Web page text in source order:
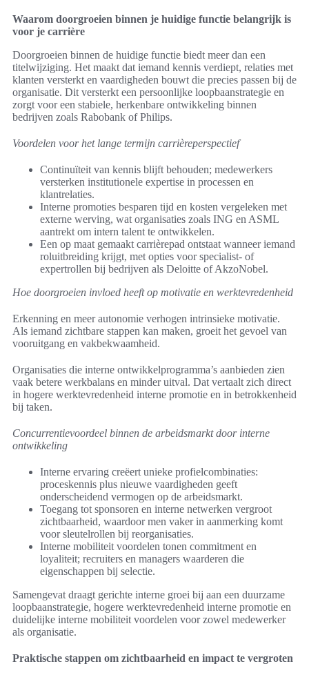
Waarom doorgroeien binnen je huidige functie belangrijk is
voor je carrière
Doorgroeien binnen de huidige functie biedt meer dan een
titelwijziging. Het maakt dat iemand kennis verdiept, relaties met
klanten versterkt en vaardigheden bouwt die precies passen bij de
organisatie. Dit versterkt een persoonlijke loopbaanstrategie en
zorgt voor een stabiele, herkenbare ontwikkeling binnen
bedrijven zoals Rabobank of Philips.
Voordelen voor het lange termijn carrièreperspectief
Continuïteit van kennis blijft behouden; medewerkers
versterken institutionele expertise in processen en
klantrelaties.
Interne promoties besparen tijd en kosten vergeleken met
externe werving, wat organisaties zoals ING en ASML
aantrekt om intern talent te ontwikkelen.
Een op maat gemaakt carrièrepad ontstaat wanneer iemand
roluitbreiding krijgt, met opties voor specialist- of
expertrollen bij bedrijven als Deloitte of AkzoNobel.
Hoe doorgroeien invloed heeft op motivatie en werktevredenheid
Erkenning en meer autonomie verhogen intrinsieke motivatie.
Als iemand zichtbare stappen kan maken, groeit het gevoel van
vooruitgang en vakbekwaamheid.
Organisaties die interne ontwikkelprogramma’s aanbieden zien
vaak betere werkbalans en minder uitval. Dat vertaalt zich direct
in hogere werktevredenheid interne promotie en in betrokkenheid
bij taken.
Concurrentievoordeel binnen de arbeidsmarkt door interne
ontwikkeling
Interne ervaring creëert unieke profielcombinaties:
proceskennis plus nieuwe vaardigheden geeft
onderscheidend vermogen op de arbeidsmarkt.
Toegang tot sponsoren en interne netwerken vergroot
zichtbaarheid, waardoor men vaker in aanmerking komt
voor sleutelrollen bij reorganisaties.
Interne mobiliteit voordelen tonen commitment en
loyaliteit; recruiters en managers waarderen die
eigenschappen bij selectie.
Samengevat draagt gerichte interne groei bij aan een duurzame
loopbaanstrategie, hogere werktevredenheid interne promotie en
duidelijke interne mobiliteit voordelen voor zowel medewerker
als organisatie.
Praktische stappen om zichtbaarheid en impact te vergroten